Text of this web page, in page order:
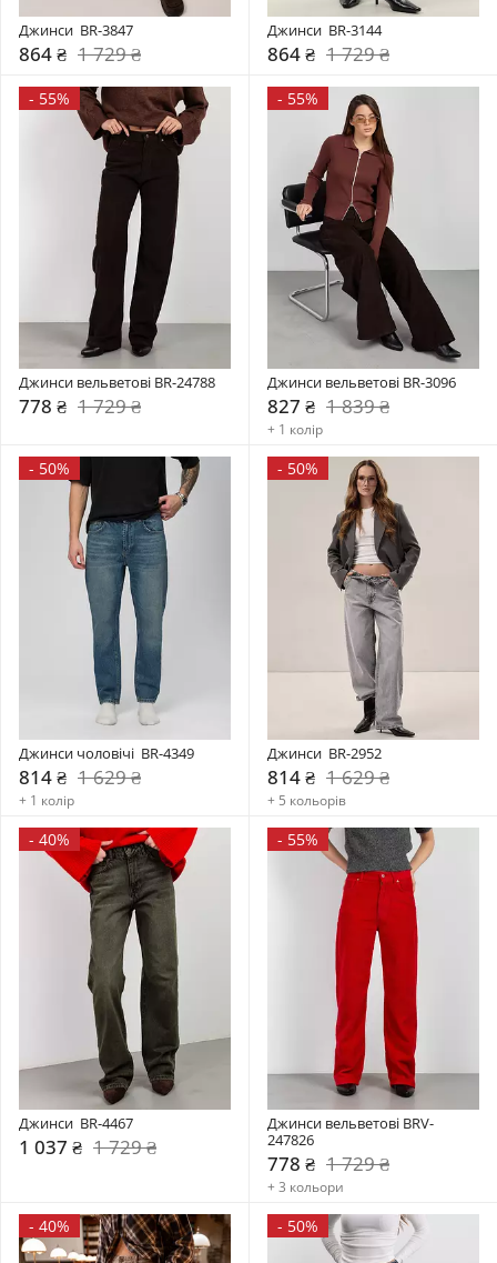
Джинси  BR-3847
864 ₴ 1 729 ₴
Джинси  BR-3144
864 ₴ 1 729 ₴
- 55%
Джинси вельветові BR-24788
778 ₴ 1 729 ₴
- 55%
Джинси вельветові BR-3096
827 ₴ 1 839 ₴
+ 1 колір
- 50%
Джинси чоловічі  BR-4349
814 ₴ 1 629 ₴
+ 1 колір
- 50%
Джинси  BR-2952
814 ₴ 1 629 ₴
+ 5 кольорів
- 40%
Джинси  BR-4467
1 037 ₴ 1 729 ₴
- 55%
Джинси вельветові BRV-
247826
778 ₴ 1 729 ₴
+ 3 кольори
- 40% - 50%